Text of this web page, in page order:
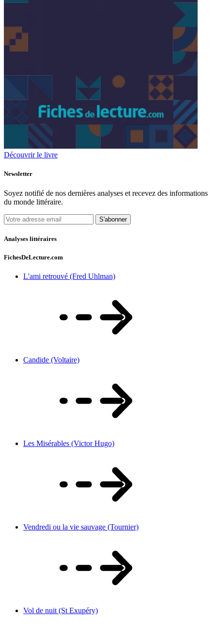
Découvrir le livre
Newsletter
Soyez notifié de nos dernières analyses et recevez des informations
du monde littéraire.
S'abonner
Analyses littéraires
FichesDeLecture.com
L'ami retrouvé (Fred Uhlman)
Candide (Voltaire)
Les Misérables (Victor Hugo)
Vendredi ou la vie sauvage (Tournier)
Vol de nuit (St Exupéry)